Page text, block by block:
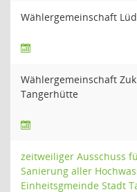
Wählergemeinschaft
Wählergemeinschaft
Tangerhütte
zeitweiliger Ausschuss
Sanierung aller
Einheitsgmeinde Stadt